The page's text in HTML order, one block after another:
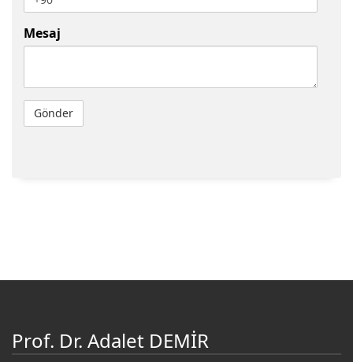
Mesaj
Prof. Dr. Adalet DEMİR